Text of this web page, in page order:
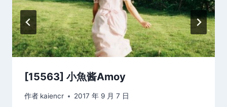
[15563] 小魚酱Amoy
作者 kaiencr 2017 年 9 月 7 日